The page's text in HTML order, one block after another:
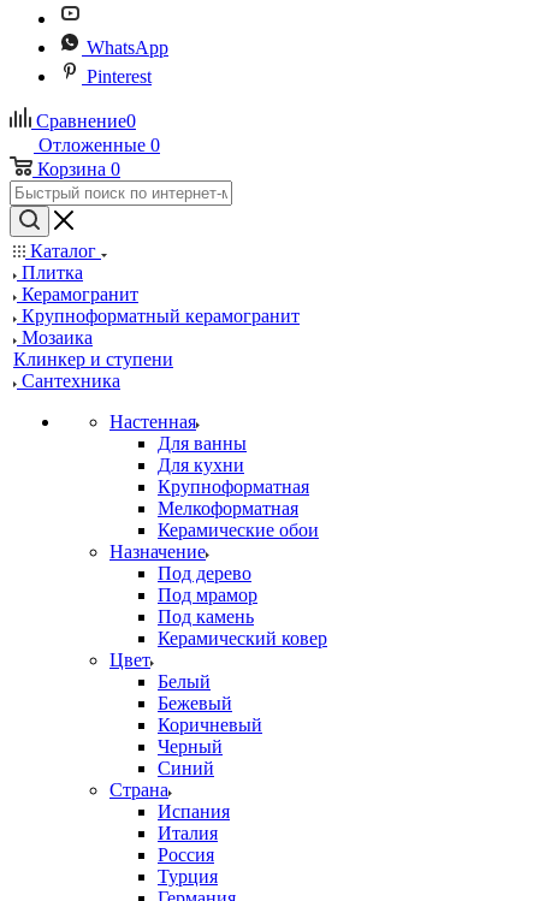
WhatsApp
Pinterest
Сравнение0
Отложенные 0
Корзина 0
Каталог
Плитка
Керамогранит
Крупноформатный керамогранит
Мозаика
Клинкер и ступени
Сантехника
Настенная
Для ванны
Для кухни
Крупноформатная
Мелкоформатная
Керамические обои
Назначение
Под дерево
Под мрамор
Под камень
Керамический ковер
Цвет
Белый
Бежевый
Коричневый
Черный
Синий
Страна
Испания
Италия
Россия
Турция